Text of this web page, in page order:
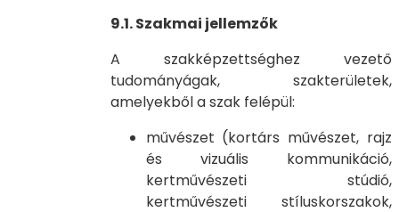
9.1. Szakmai jellemzők
A szakképzettséghez vezető
tudományágak, szakterületek,
amelyekből a szak felépül:
művészet (kortárs művészet, rajz
és vizuális kommunikáció,
kertművészeti stúdió,
kertművészeti stíluskorszakok,